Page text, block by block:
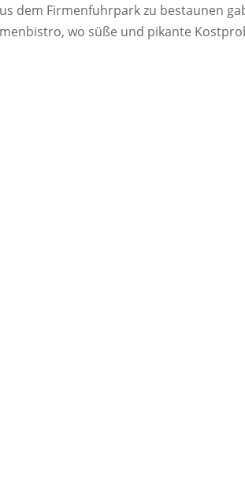
dem Firmenfuhrpark zu bestaunen
wo süße und pikante